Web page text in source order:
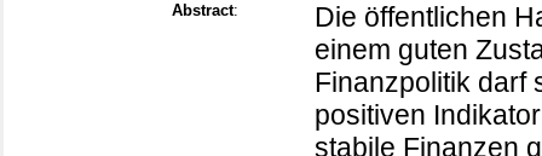
Abstract:
Die öffentlichen
einem guten
Finanzpolitik darf
positiven
stabile Finanzen